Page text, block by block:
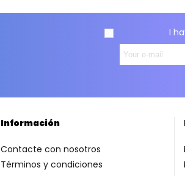
I
Información
Contacte con nosotros
Términos y condiciones